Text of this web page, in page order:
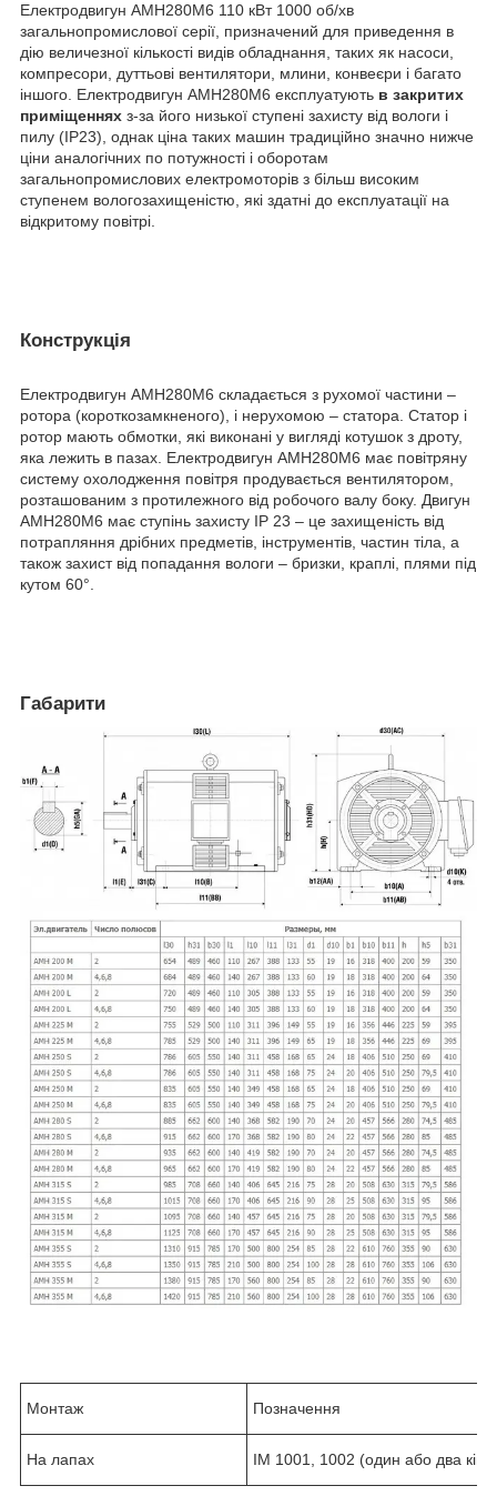
Електродвигун АМН280М6 110 кВт 1000 об/хв
загальнопромислової серії, призначений для приведення в
дію величезної кількості видів обладнання, таких як насоси,
компресори, дуттьові вентилятори, млини, конвеєри і багато
іншого. Електродвигун АМН280М6 експлуатують в закритих
приміщеннях з-за його низької ступені захисту від вологи і
пилу (IP23), однак ціна таких машин традиційно значно нижче
ціни аналогічних по потужності і оборотам
загальнопромислових електромоторів з більш високим
ступенем вологозахищеністю, які здатні до експлуатації на
відкритому повітрі.
Конструкція
Електродвигун АМН280М6 складається з рухомої частини –
ротора (короткозамкненого), і нерухомою – статора. Статор і
ротор мають обмотки, які виконані у вигляді котушок з дроту,
яка лежить в пазах. Електродвигун АМН280М6 має повітряну
систему охолодження повітря продувається вентилятором,
розташованим з протилежного від робочого валу боку. Двигун
АМН280М6 має ступінь захисту IP 23 – це захищеність від
потрапляння дрібних предметів, інструментів, частин тіла, а
також захист від попадання вологи – бризки, краплі, плями під
кутом 60°.
Габарити
Монтаж Позначення
На лапах IM 1001, 1002 (один або два